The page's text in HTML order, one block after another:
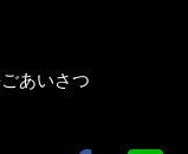
あいさつ